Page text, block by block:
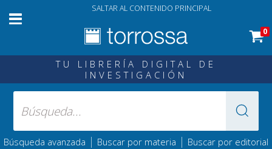
SALTAR AL CONTENIDO PRINCIPAL
0
TU LIBRERÍA DIGITAL DE
INVESTIGACIÓN
Búsqueda avanzada | Buscar por materia | Buscar por editorial